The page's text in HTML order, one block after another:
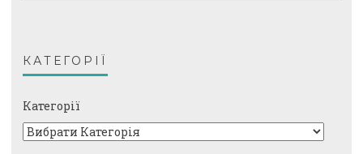
КАТЕГОРІЇ
Категорії